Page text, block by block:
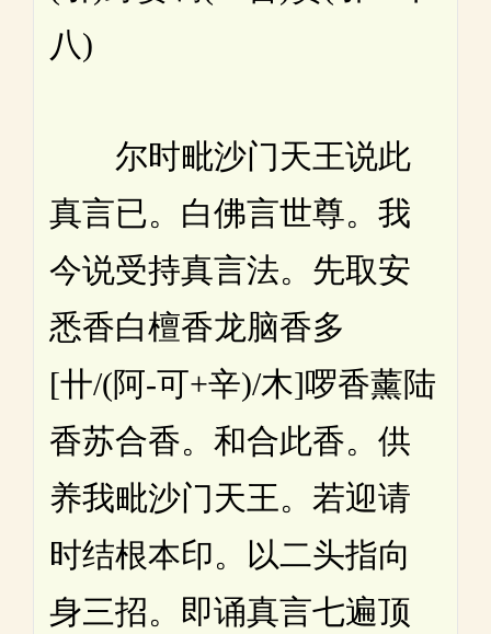
八)
尔时毗沙门天王说此
真言已。白佛言世尊。我
今说受持真言法。先取安
悉香白檀香龙脑香多
[卄/(阿-可+辛)/木]啰香薰陆
香苏合香。和合此香。供
养我毗沙门天王。若迎请
时结根本印。以二头指向
身三招。即诵真言七遍顶